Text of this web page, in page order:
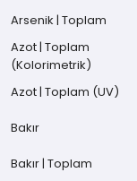
Arsenik | Toplam
Azot | Toplam
(Kolorimetrik)
Azot | Toplam (UV)
Bakır
Bakır | Toplam